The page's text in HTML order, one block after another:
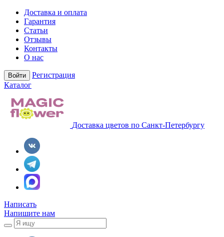
Доставка и оплата
Гарантия
Статьи
Отзывы
Контакты
О нас
Войти
Регистрация
Каталог
Доставка цветов по Санкт-Петербургу
Написать
Напишите нам